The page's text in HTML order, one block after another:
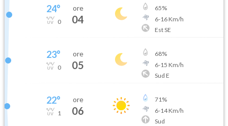
24°
0
ore
04
65%
6-16Km/h
Est SE
23°
0
ore
05
68%
6-15 Km/h
Sud E
22°
1
ore
06
71%
6-14Km/h
Sud